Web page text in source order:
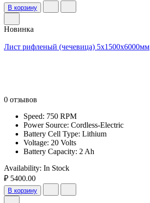
В корзину
Новинка
Лист рифленый (чечевица) 5х1500х6000мм
0 отзывов
Speed: 750 RPM
Power Source: Cordless-Electric
Battery Cell Type: Lithium
Voltage: 20 Volts
Battery Capacity: 2 Ah
Availability: In Stock
₽ 5400.00
В корзину